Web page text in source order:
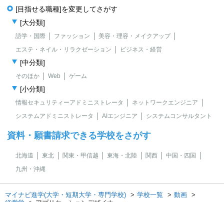
[目指せる職種]を変更してさがす
[大分類]
語学・国際 ファッション
美容・理容・メイクアップ
エステ・ネイル・リラクゼーション
ビジネス・経営
[中分類]
そのほか Web ゲーム
[小分類]
情報セキュリティーアドミニストレータ
ネットワークエンジニア
システムアドミニストレータ
AIエンジニア システムコンサルタント
資料・願書請求できる学校をさがす
北海道 東北 関東・甲信越 東海・北陸 関西
中国・四国
九州・沖縄
マイナビ進学(大学・短期大学・専門学校) 学校一覧
動画